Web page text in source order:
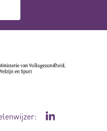
Ga naar de